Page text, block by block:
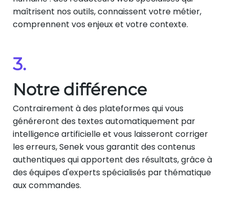
maîtrisent nos outils, connaissent votre métier,
comprennent vos enjeux et votre contexte.
3.
Notre différence
Contrairement à des plateformes qui vous
généreront des textes automatiquement par
intelligence artificielle et vous laisseront corriger
les erreurs, Senek vous garantit des contenus
authentiques qui apportent des résultats, grâce à
des équipes d'experts spécialisés par thématique
aux commandes.